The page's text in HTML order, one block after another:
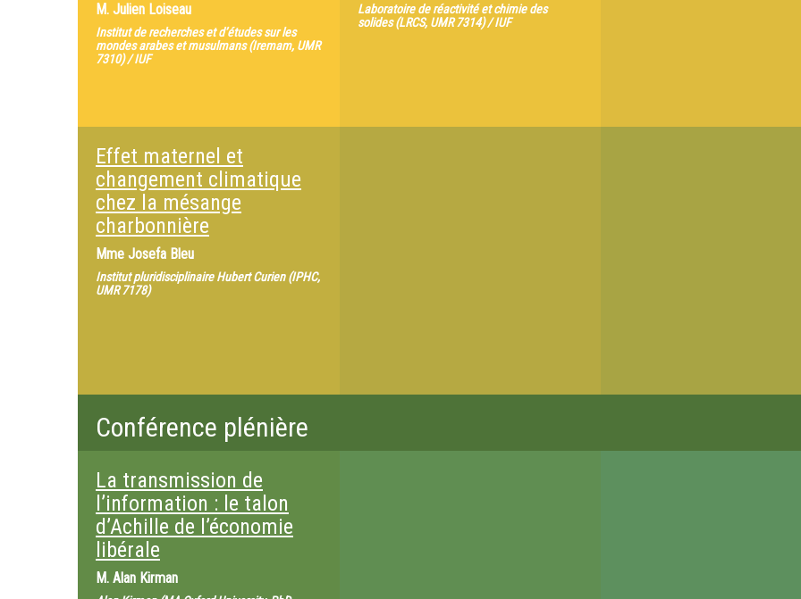
M. Julien Loiseau
Institut de recherches et d’études sur les
mondes arabes et musulmans (Iremam, UMR
7310) / IUF
Laboratoire de réactivité et chimie des
solides (LRCS, UMR 7314) / IUF
Effet maternel et
changement climatique
chez la mésange
charbonnière
Mme Josefa Bleu
Institut pluridisciplinaire Hubert Curien (IPHC,
UMR 7178)
Conférence plénière
La transmission de
l’information : le talon
d’Achille de l’économie
libérale
M. Alan Kirman